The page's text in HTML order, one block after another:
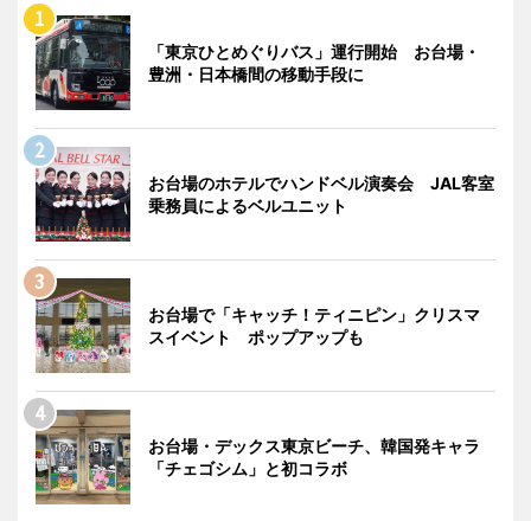
「東京ひとめぐりバス」運行開始 お台場・
豊洲・日本橋間の移動手段に
お台場のホテルでハンドベル演奏会 JAL客室
乗務員によるベルユニット
お台場で「キャッチ！ティニピン」クリスマ
スイベント ポップアップも
お台場・デックス東京ビーチ、韓国発キャラ
「チェゴシム」と初コラボ